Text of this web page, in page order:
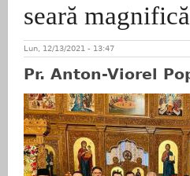
seară
Lun, 12/13/2021 - 13:47
Pr. Anton-Viorel